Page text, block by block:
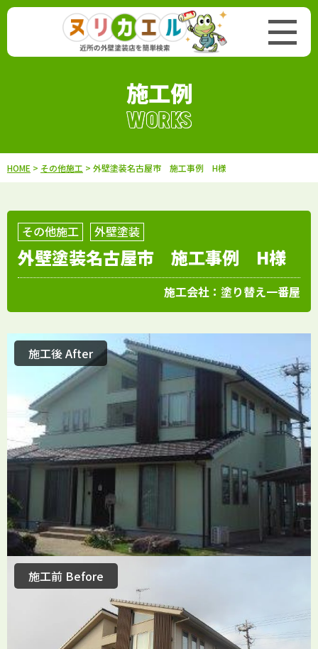
施工例
WORKS
HOME > その他施工 > 外壁塗装名古屋市 施工事例 H様
その他施工 外壁塗装
外壁塗装名古屋市 施工事例 H様
施工会社： 塗り替え一番屋
施工前 Before
施工後 After